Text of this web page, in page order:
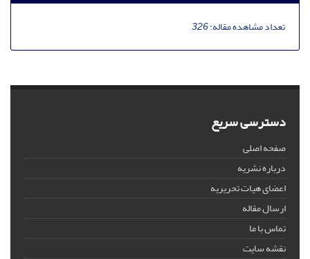
تعداد مشاهده مقاله:326
دسترسی سریع
صفحه اصلی
درباره نشریه
اعضای هیات تحریریه
ارسال مقاله
تماس با ما
نقشه سایت